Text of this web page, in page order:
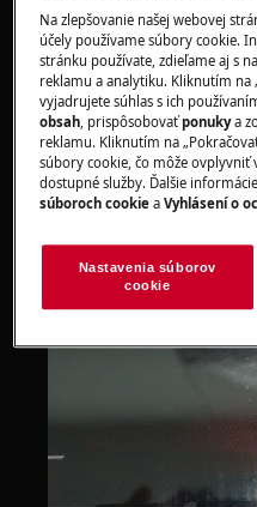
Na zlepšovanie našej webovej
účely používame súbory cookie.
stránku používate, zdieľame aj s
reklamu a analytiku. Kliknutím na
vyjadrujete súhlas s ich
obsah, prispôsobovaťponukya
reklamu. Kliknutím na
súbory cookie, čo môže ovplyvniť
dostupné služby. Ďalšie
súboroch cookie aVyhlásení o
Nastavenia súborov
cookie